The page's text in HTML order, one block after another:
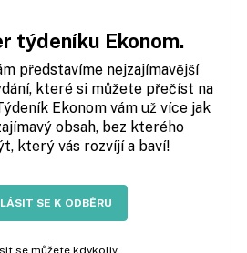
týdeníku Ekonom.
představíme nejzajímavější
které si můžete přečíst na
Ekonom vám už více jak
obsah, bez kterého
který vás rozvíjí a baví!
SE K ODBĚRU
se můžete kdykoliv.